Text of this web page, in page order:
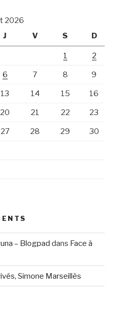
2026
J V S D
1 2
6 7 8 9
13 14 15 16
20 21 22 23
27 28 29 30
– Blogpad dans Face à
Simone Marseillès